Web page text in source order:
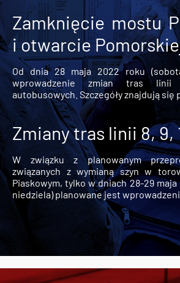
Zamknięcie mostu
i otwarcie
Od dnia 28 maja 2022 roku
wprowadzenie zmian tras linii
autobusowych. Szczegóły znajdują się
Zmiany tras linii 8, 9,
W związku z planowanym
związanych z wymianą szyn w
Piaskowym, tylko w dniach 28-29
niedziela) planowane jest